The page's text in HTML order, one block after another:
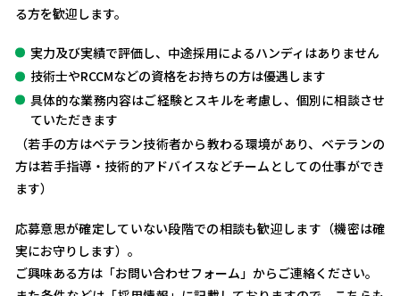
る方を歓迎します。
実力及び実績で評価し、中途採用によるハンディはありません
技術士やRCCMなどの資格をお持ちの方は優遇します
具体的な業務内容はご経験とスキルを考慮し、個別に相談させ
ていただきます
（若手の方はベテラン技術者から教わる環境があり、ベテランの
方は若手指導・技術的アドバイスなどチームとしての仕事ができ
ます）
応募意思が確定していない段階での相談も歓迎します（機密は確
実にお守りします）。
ご興味ある方は「お問い合わせフォーム」からご連絡ください。